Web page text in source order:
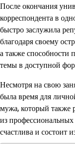
После окончания
корреспондента в
быстро заслужила
благодаря своему
а также способности
темы в доступной
Несмотря на свою
была время для
мужа, который также
из
счастлива и состоит